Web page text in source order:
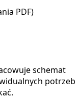
PDF)
schemat
potrzeb